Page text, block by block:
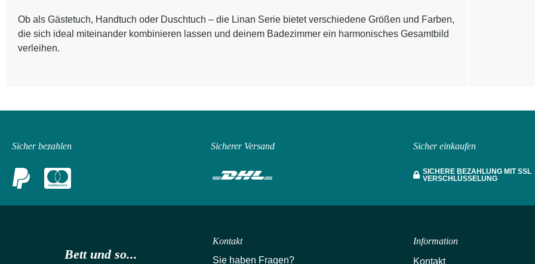
Ob als Gästetuch, Handtuch oder Duschtuch – die Linan Serie bietet verschiedene Größen und Farben,
die sich ideal miteinander kombinieren lassen und deinem Badezimmer ein harmonisches Gesamtbild
verleihen.
Sicher bezahlen Sicherer Versand Sicher einkaufen
SICHERE BEZAHLUNG MIT SSL
VERSCHLÜSSELUNG
Bett und so...
Kontakt
Sie haben Fragen?
Information
Kontakt